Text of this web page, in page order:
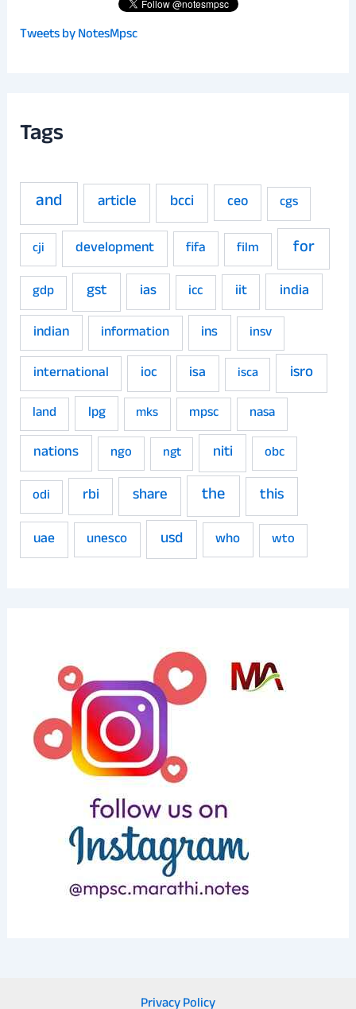
Tweets by NotesMpsc
Tags
and article bcci ceo cgs
cji development fifa film for
gdp gst ias icc iit
india
indian
information ins
insv
international
ioc isa isca isro
land lpg mks mpsc nasa
nations ngo ngt niti
obc
odi
rbi share the this
uae unesco usd who wto
Privacy Policy